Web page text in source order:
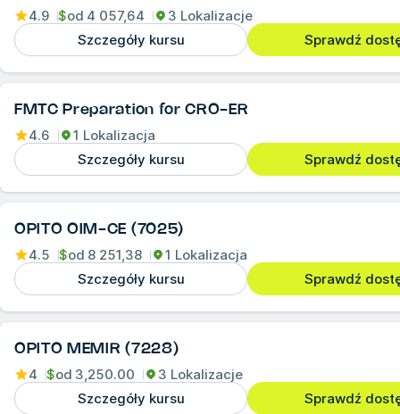
4.9 $od 4 057,64
3 Lokalizacje
Szczegóły kursu
Sprawdź
FMTC Preparation for CRO-ER
4.6
1 Lokalizacja
Szczegóły kursu
Sprawdź
OPITO OIM-CE (7025)
4.5 $od 8 251,38
1 Lokalizacja
Szczegóły kursu
Sprawdź
OPITO MEMIR (7228)
4 $od 3,250.00
3 Lokalizacje
Szczegóły kursu
Sprawdź